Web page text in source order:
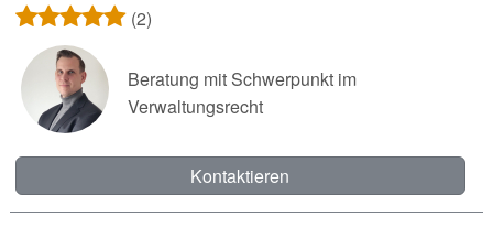
(2)
Beratung mit Schwerpunkt im
Verwaltungsrecht
Kontaktieren